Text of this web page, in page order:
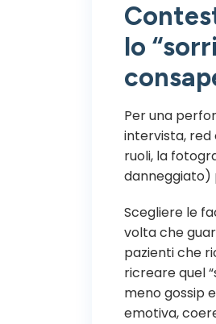
lo
Per una
intervista, red
ruoli, la
danneggiato)
Scegliere le
volta che
pazienti che
ricreare quel
meno gossip
emotiva,